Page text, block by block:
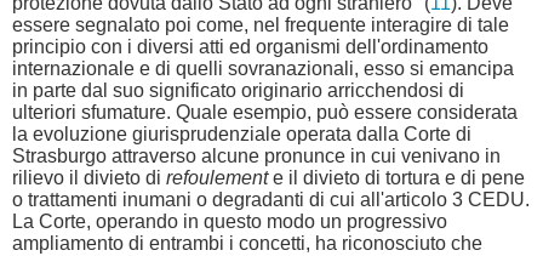
essere segnalato poi come, nel frequente interagire di tale
principio con i diversi atti ed organismi dell'ordinamento
internazionale e di quelli sovranazionali, esso si emancipa
in parte dal suo significato originario arricchendosi di
ulteriori sfumature. Quale esempio, può essere considerata
la evoluzione giurisprudenziale operata dalla Corte di
Strasburgo attraverso alcune pronunce in cui venivano in
rilievo il divieto di refoulemente il divieto di tortura e di pene
o trattamenti inumani o degradanti di cui all'articolo 3 CEDU.
La Corte, operando in questo modo un progressivo
ampliamento di entrambi i concetti, ha riconosciuto che